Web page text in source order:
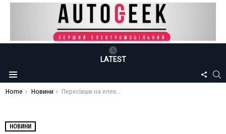
LATEST
Menu
US
You are here:
Home Новини Пересівши на електромобілі Tesla Model 3, поліцейські заощадили майже $7000 за рік – порівняльна таблиця
НОВИНИ